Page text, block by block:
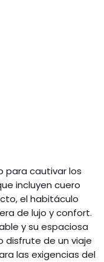
para cautivar los
incluyen cuero
el habitáculo
de lujo y confort.
y su espaciosa
disfrute de un viaje
las exigencias del